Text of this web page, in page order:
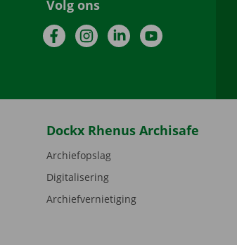
Volg ons
FacebookInstagramLinkedInYouTube
Dockx Rhenus Archisafe
Archiefopslag
Digitalisering
Archiefvernietiging